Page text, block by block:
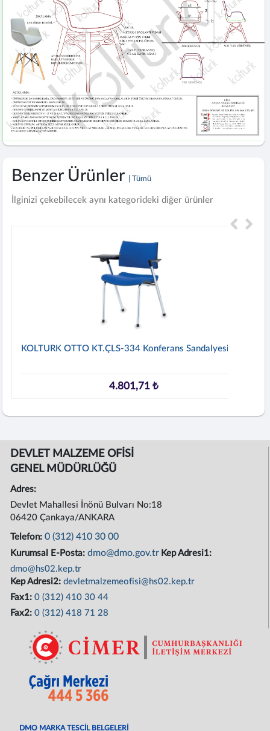
Benzer Ürünler | Tümü
İlginizi çekebilecek aynı kategorideki diğer ürünler
KOLTURK OTTO KT.ÇLS-334 Konferans Sandalyesi
4.801,71 ₺
DEVLET MALZEME OFİSİ
GENEL MÜDÜRLÜĞÜ
Adres:
Devlet Mahallesi İnönü Bulvarı No:18
06420 Çankaya/ANKARA
Telefon:0 (312) 410 30 00
Kurumsal E-Posta:dmo@dmo.gov.tr Kep Adresi1:
dmo@hs02.kep.tr
Kep Adresi2:devletmalzemeofisi@hs02.kep.tr
Fax1:0 (312) 410 30 44
Fax2:0 (312) 418 71 28
DMO MARKA TESCİL BELGELERİ